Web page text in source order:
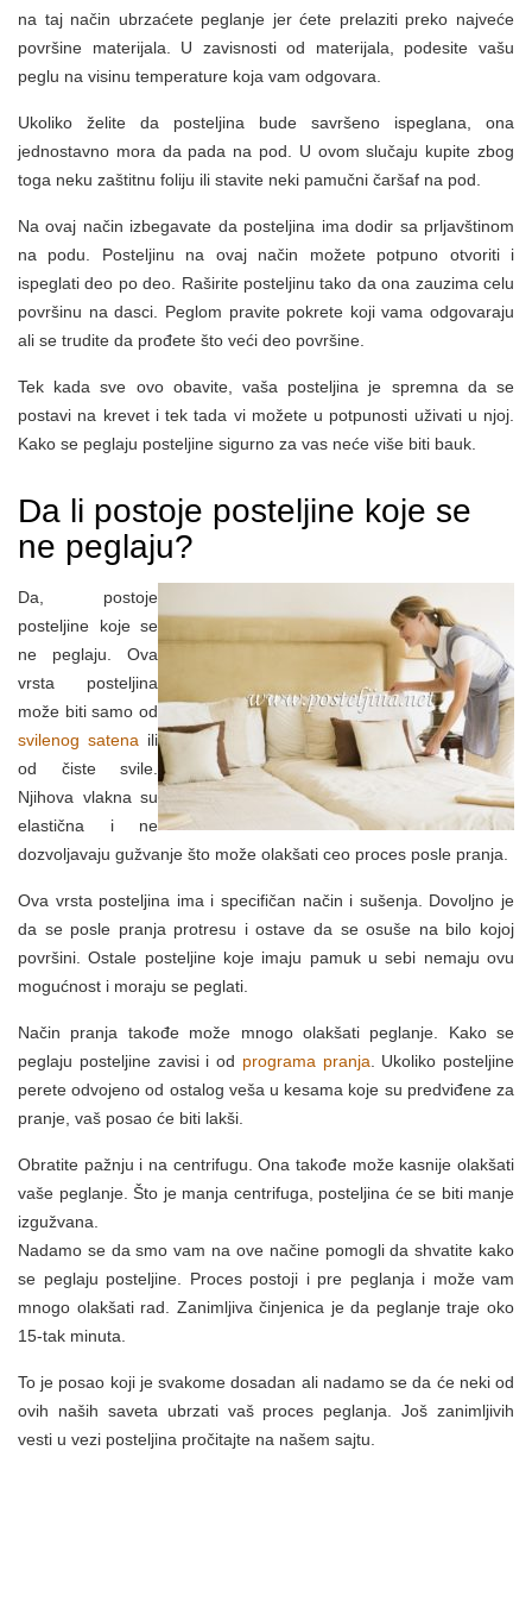
na taj način ubrzaćete peglanje jer ćete prelaziti preko najveće
površine materijala. U zavisnosti od materijala, podesite vašu
peglu na visinu temperature koja vam odgovara.
Ukoliko želite da posteljina bude savršeno ispeglana, ona
jednostavno mora da pada na pod. U ovom slučaju kupite zbog
toga neku zaštitnu foliju ili stavite neki pamučni čaršaf na pod.
Na ovaj način izbegavate da posteljina ima dodir sa prljavštinom
na podu. Posteljinu na ovaj način možete potpuno otvoriti i
ispeglati deo po deo. Raširite posteljinu tako da ona zauzima celu
površinu na dasci. Peglom pravite pokrete koji vama odgovaraju
ali se trudite da prođete što veći deo površine.
Tek kada sve ovo obavite, vaša posteljina je spremna da se
postavi na krevet i tek tada vi možete u potpunosti uživati u njoj.
Kako se peglaju posteljine sigurno za vas neće više biti bauk.
Da li postoje posteljine koje se
ne peglaju?
Da, postoje
posteljine koje se
ne peglaju. Ova
vrsta posteljina
može biti samo od
svilenog satena ili
od čiste svile.
Njihova vlakna su
elastična i ne
dozvoljavaju gužvanje što može olakšati ceo proces posle pranja.
Ova vrsta posteljina ima i specifičan način i sušenja. Dovoljno je
da se posle pranja protresu i ostave da se osuše na bilo kojoj
površini. Ostale posteljine koje imaju pamuk u sebi nemaju ovu
mogućnost i moraju se peglati.
Način pranja takođe može mnogo olakšati peglanje. Kako se
peglaju posteljine zavisi i od programa pranja . Ukoliko posteljine
perete odvojeno od ostalog veša u kesama koje su predviđene za
pranje, vaš posao će biti lakši.
Obratite pažnju i na centrifugu. Ona takođe može kasnije olakšati
vaše peglanje. Što je manja centrifuga, posteljina će se biti manje
izgužvana.
Nadamo se da smo vam na ove načine pomogli da shvatite kako
se peglaju posteljine. Proces postoji i pre peglanja i može vam
mnogo olakšati rad. Zanimljiva činjenica je da peglanje traje oko
15-tak minuta.
To je posao koji je svakome dosadan ali nadamo se da će neki od
ovih naših saveta ubrzati vaš proces peglanja. Još zanimljivih
vesti u vezi posteljina pročitajte na našem sajtu.